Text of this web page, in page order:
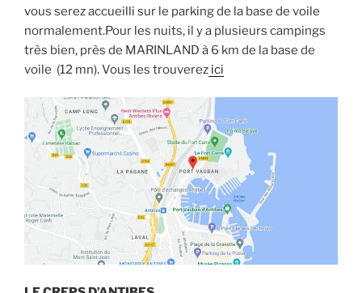
vous serez accueilli sur le parking de la base de voile
normalement.Pour les nuits, il y a plusieurs campings
très bien, près de MARINLAND à 6 km de la base de
voile (12 mn). Vous les trouverez ici